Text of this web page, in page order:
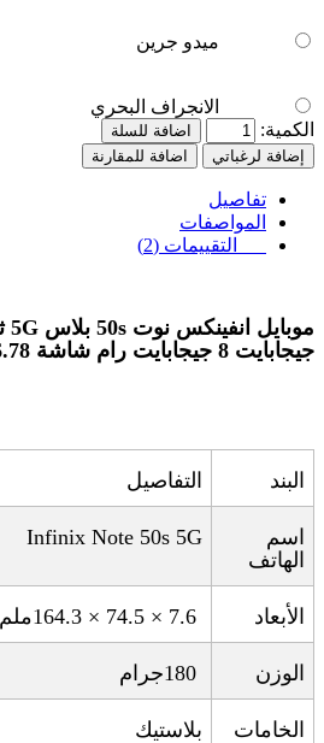
ميدو جرين
الانجراف البحري
الكمية:
اضافة للسلة
إضافة لرغباتي
اضافة للمقارنة
تفاصيل
المواصفات
التقييمات (2)
جيجابايت 8 جيجابايت رام شاشة 6.78 بوصة
البند التفاصيل
اسم
الهاتف
Infinix Note 50s 5G
الأبعاد 164.3 × 74.5 × 7.6ملم
الوزن 180جرام
الخامات بلاستيك